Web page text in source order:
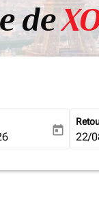
de
departure-date-
today fc-
22/